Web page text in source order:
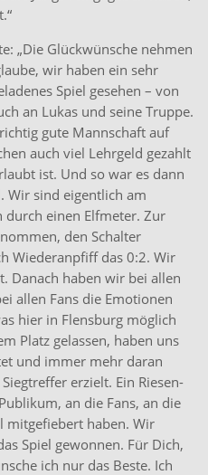
„Die Glückwünsche nehmen
wir haben ein sehr
Spiel gesehen – von
an Lukas und seine Truppe.
gute Mannschaft auf
auch viel Lehrgeld gezahlt
ist. Und so war es dann
Wir sind eigentlich am
einen Elfmeter. Zur
den Schalter
Wiederanpfiff das 0:2. Wir
Danach haben wir bei allen
allen Fans die Emotionen
hier in Flensburg möglich
Platz gelassen, haben uns
und immer mehr daran
erzielt. Ein Riesen-
an die Fans, an die
mitgefiebert haben. Wir
Spiel gewonnen. Für Dich,
ich nur das Beste. Ich